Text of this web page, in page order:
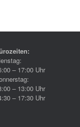
– 17:00 Uhr
– 13:00 Uhr
– 17:30 Uhr